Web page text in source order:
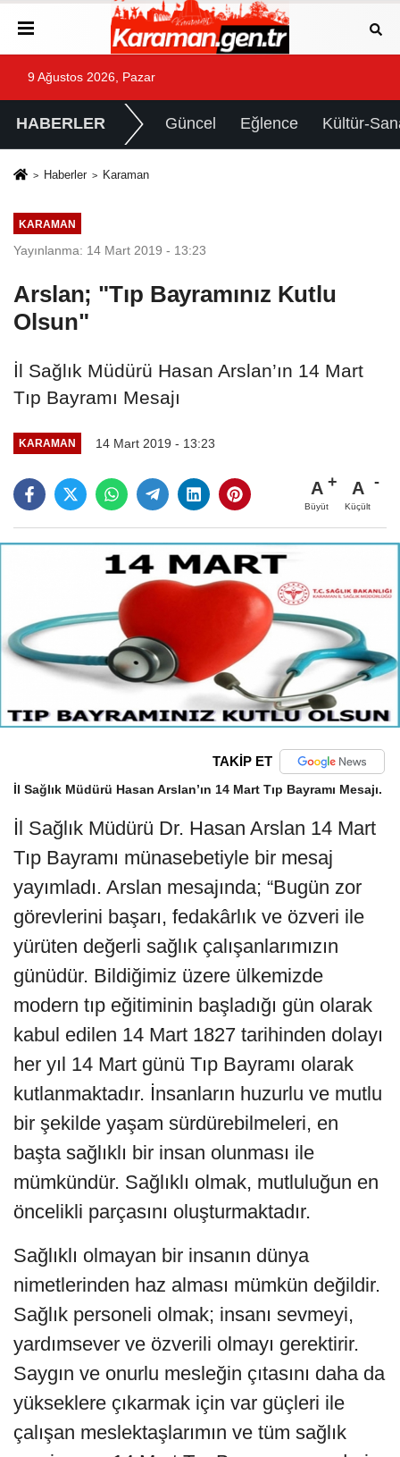
9 Ağustos 2026, Pazar
HABERLER Güncel Eğlence Kültür-
Haberler Karaman
KARAMAN
Yayınlanma: 14 Mart 2019 - 13:23
Arslan; "Tıp Bayramınız Kutlu
Olsun"
İl Sağlık Müdürü Hasan Arslan’ın 14 Mart
Tıp Bayramı Mesajı
KARAMAN 14 Mart 2019 - 13:23
A
Büyüt
A
Küçült
TAKİP ET
İl Sağlık Müdürü Hasan Arslan’ın 14 Mart Tıp Bayramı Mesajı.
İl Sağlık Müdürü Dr. Hasan Arslan 14 Mart
Tıp Bayramı münasebetiyle bir mesaj
yayımladı. Arslan mesajında; “Bugün zor
görevlerini başarı, fedakârlık ve özveri ile
yürüten değerli sağlık çalışanlarımızın
günüdür. Bildiğimiz üzere ülkemizde
modern tıp eğitiminin başladığı gün olarak
kabul edilen 14 Mart 1827 tarihinden dolayı
her yıl 14 Mart günü Tıp Bayramı olarak
kutlanmaktadır. İnsanların huzurlu ve mutlu
bir şekilde yaşam sürdürebilmeleri, en
başta sağlıklı bir insan olunması ile
mümkündür. Sağlıklı olmak, mutluluğun en
öncelikli parçasını oluşturmaktadır.
Sağlıklı olmayan bir insanın dünya
nimetlerinden haz alması mümkün değildir.
Sağlık personeli olmak; insanı sevmeyi,
yardımsever ve özverili olmayı gerektirir.
Saygın ve onurlu mesleğin çıtasını daha da
yükseklere çıkarmak için var güçleri ile
çalışan meslektaşlarımın ve tüm sağlık